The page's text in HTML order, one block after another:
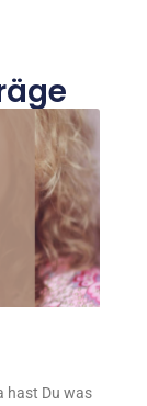
hast Du was